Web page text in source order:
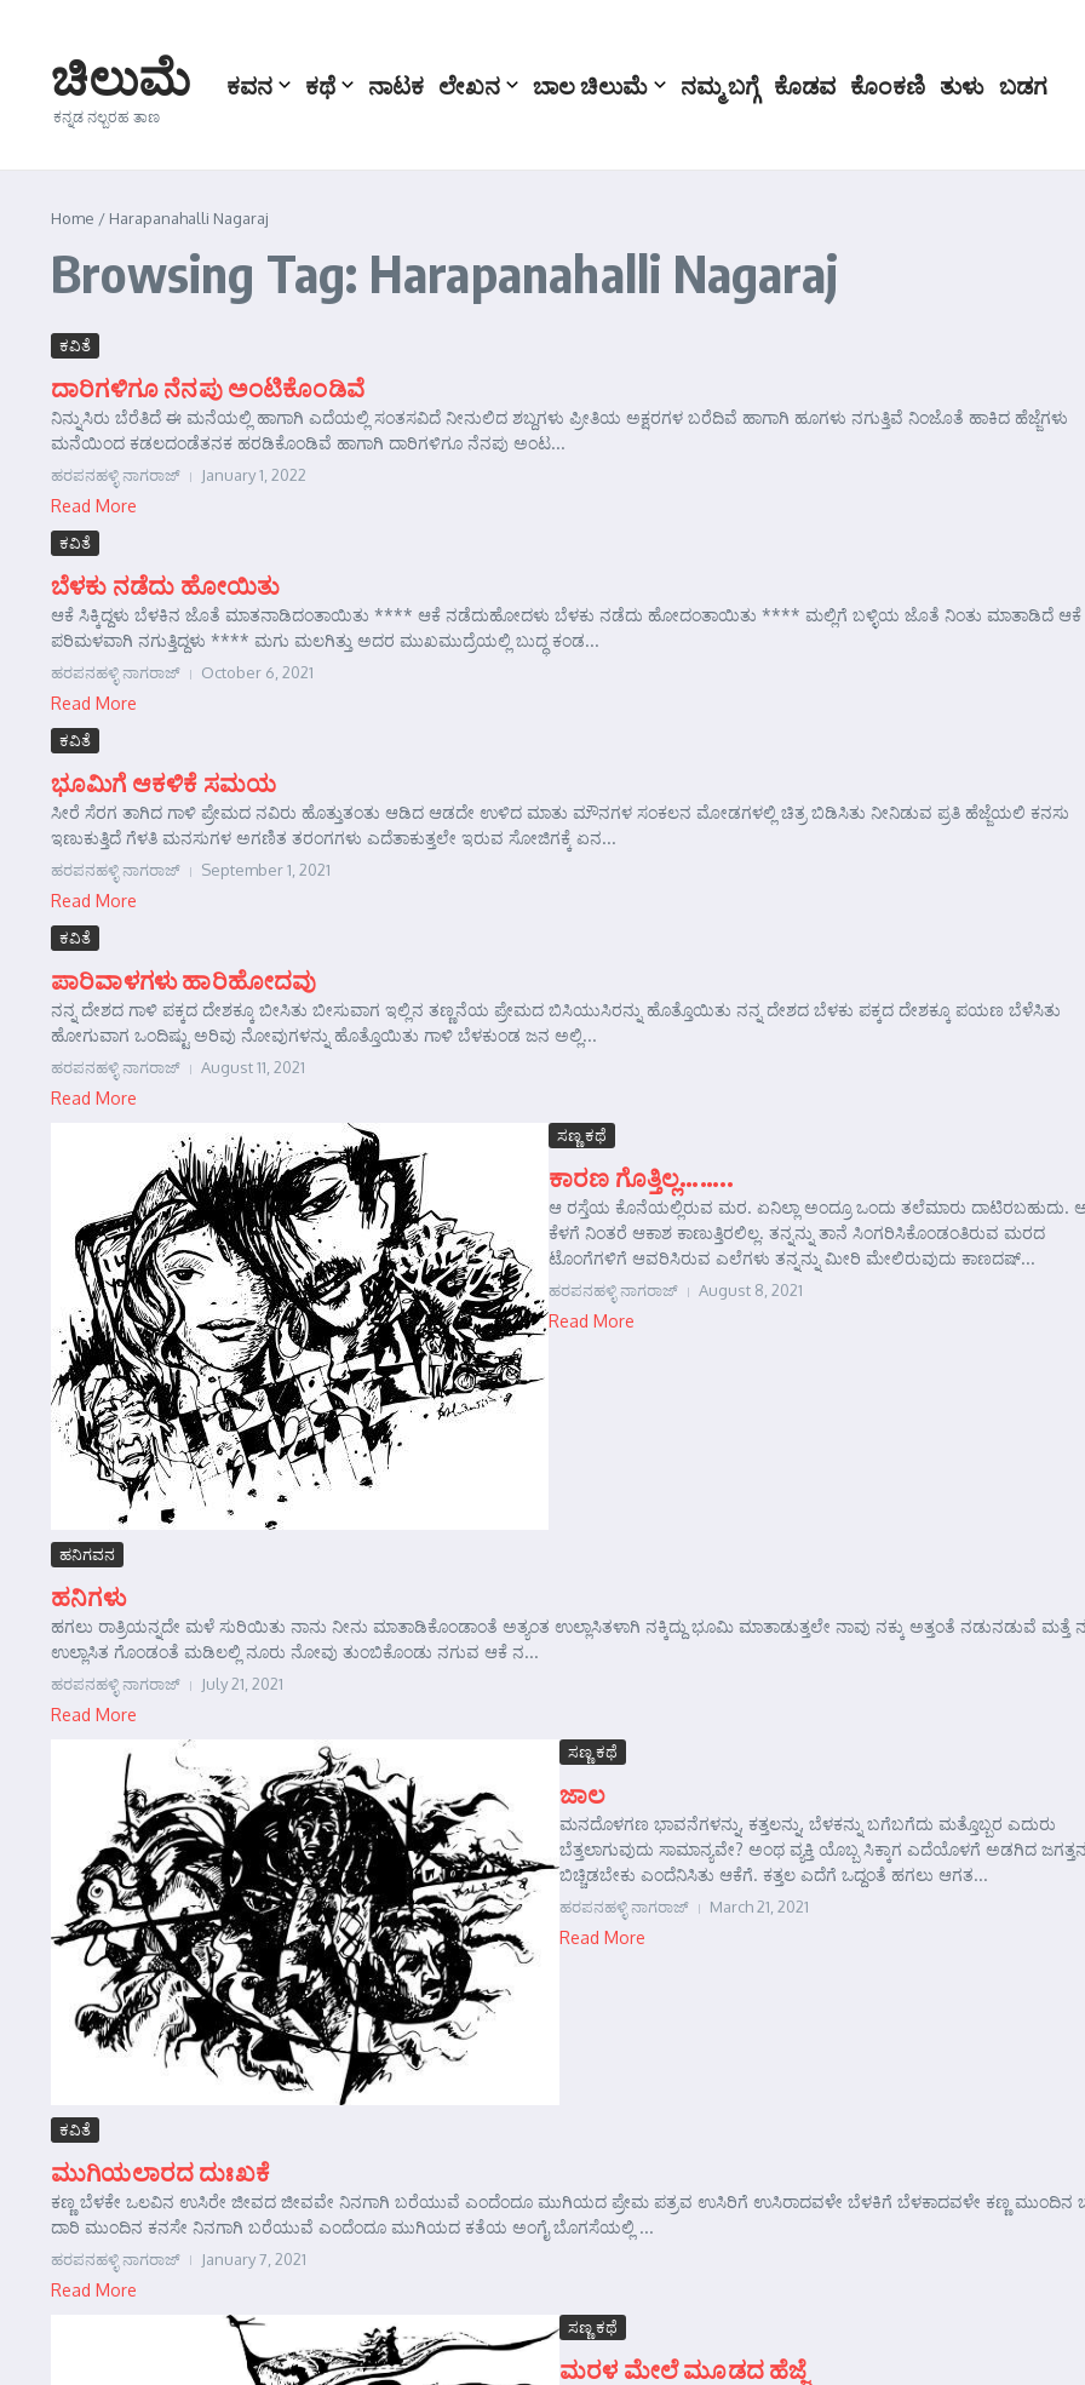
ಚಿಲುಮೆ
ಕನ್ನಡ ನಲ್ಬರಹ ತಾಣ
ಕವನ ಕಥೆ ನಾಟಕ ಲೇಖನ ಬಾಲ ಚಿಲುಮೆ ನಮ್ಮ ಬಗ್ಗೆ ಕೊಡವ ಕೊಂಕಣಿ ತುಳು ಬಡಗ
Home / Harapanahalli Nagaraj
Browsing Tag: Harapanahalli Nagaraj
ಕವಿತೆ
ದಾರಿಗಳಿಗೂ ನೆನಪು ಅಂಟಿಕೊಂಡಿವೆ
ನಿನ್ನುಸಿರು ಬೆರೆತಿದೆ ಈ ಮನೆಯಲ್ಲಿ ಹಾಗಾಗಿ ಎದೆಯಲ್ಲಿ ಸಂತಸವಿದೆ ನೀನುಲಿದ ಶಬ್ದಗಳು ಪ್ರೀತಿಯ ಅಕ್ಷರಗಳ ಬರೆದಿವೆ ಹಾಗಾಗಿ ಹೂಗಳು ನಗುತ್ತಿವೆ ನಿಂಜೊತೆ ಹಾಕಿದ ಹೆಜ್ಜೆಗಳು
ಮನೆಯಿಂದ ಕಡಲದಂಡೆತನಕ ಹರಡಿಕೊಂಡಿವೆ ಹಾಗಾಗಿ ದಾರಿಗಳಿಗೂ ನೆನಪು ಅಂಟ...
ಹರಪನಹಳ್ಳಿ ನಾಗರಾಜ್ January 1, 2022
Read More
ಕವಿತೆ
ಬೆಳಕು ನಡೆದು ಹೋಯಿತು
ಆಕೆ ಸಿಕ್ಕಿದ್ದಳು ಬೆಳಕಿನ ಜೊತೆ ಮಾತನಾಡಿದಂತಾಯಿತು **** ಆಕೆ ನಡೆದುಹೋದಳು ಬೆಳಕು ನಡೆದು ಹೋದಂತಾಯಿತು **** ಮಲ್ಲಿಗೆ ಬಳ್ಳಿಯ ಜೊತೆ ನಿಂತು ಮಾತಾಡಿದೆ ಆಕೆ
ಪರಿಮಳವಾಗಿ ನಗುತ್ತಿದ್ದಳು **** ಮಗು ಮಲಗಿತ್ತು ಅದರ ಮುಖಮುದ್ರೆಯಲ್ಲಿ ಬುದ್ಧ ಕಂಡ...
ಹರಪನಹಳ್ಳಿ ನಾಗರಾಜ್ October 6, 2021
Read More
ಕವಿತೆ
ಭೂಮಿಗೆ ಆಕಳಿಕೆ ಸಮಯ
ಸೀರೆ ಸೆರಗ ತಾಗಿದ ಗಾಳಿ ಪ್ರೇಮದ ನವಿರು ಹೊತ್ತುತಂತು ಆಡಿದ ಆಡದೇ ಉಳಿದ ಮಾತು ಮೌನಗಳ ಸಂಕಲನ ಮೋಡಗಳಲ್ಲಿ ಚಿತ್ರ ಬಿಡಿಸಿತು ನೀನಿಡುವ ಪ್ರತಿ ಹೆಜ್ಜೆಯಲಿ ಕನಸು
ಇಣುಕುತ್ತಿದೆ ಗೆಳತಿ ಮನಸುಗಳ ಅಗಣಿತ ತರಂಗಗಳು ಎದೆತಾಕುತ್ತಲೇ ಇರುವ ಸೋಜಿಗಕ್ಕೆ ಏನ...
ಹರಪನಹಳ್ಳಿ ನಾಗರಾಜ್ September 1, 2021
Read More
ಕವಿತೆ
ಪಾರಿವಾಳಗಳು ಹಾರಿಹೋದವು
ನನ್ನ ದೇಶದ ಗಾಳಿ ಪಕ್ಕದ ದೇಶಕ್ಕೂ ಬೀಸಿತು ಬೀಸುವಾಗ ಇಲ್ಲಿನ ತಣ್ಣನೆಯ ಪ್ರೇಮದ ಬಿಸಿಯುಸಿರನ್ನು ಹೊತ್ತೊಯಿತು ನನ್ನ ದೇಶದ ಬೆಳಕು ಪಕ್ಕದ ದೇಶಕ್ಕೂ ಪಯಣ ಬೆಳೆಸಿತು
ಹೋಗುವಾಗ ಒಂದಿಷ್ಟು ಅರಿವು ನೋವುಗಳನ್ನು ಹೊತ್ತೊಯಿತು ಗಾಳಿ ಬೆಳಕುಂಡ ಜನ ಅಲ್ಲಿ...
ಹರಪನಹಳ್ಳಿ ನಾಗರಾಜ್ August 11, 2021
Read More
ಸಣ್ಣ ಕಥೆ
ಕಾರಣ ಗೊತ್ತಿಲ್ಲ……..
ಆ ರಸ್ತೆಯ ಕೊನೆಯಲ್ಲಿರುವ ಮರ. ಏನಿಲ್ಲಾ ಅಂದ್ರೂ ಒಂದು ತಲೆಮಾರು ದಾಟಿರಬಹುದು.
ಕೆಳಗೆ ನಿಂತರೆ ಆಕಾಶ ಕಾಣುತ್ತಿರಲಿಲ್ಲ. ತನ್ನನ್ನು ತಾನೆ ಸಿಂಗರಿಸಿಕೊಂಡಂತಿರುವ ಮರದ
ಟೊಂಗೆಗಳಿಗೆ ಆವರಿಸಿರುವ ಎಲೆಗಳು ತನ್ನನ್ನು ಮೀರಿ ಮೇಲಿರುವುದು ಕಾಣದಷ್...
ಹರಪನಹಳ್ಳಿ ನಾಗರಾಜ್ August 8, 2021
Read More
ಹನಿಗವನ
ಹನಿಗಳು
ಹಗಲು ರಾತ್ರಿಯನ್ನದೇ ಮಳೆ ಸುರಿಯಿತು ನಾನು ನೀನು ಮಾತಾಡಿಕೊಂಡಾಂತೆ ಅತ್ಯಂತ ಉಲ್ಲಾಸಿತಳಾಗಿ ನಕ್ಕಿದ್ದು ಭೂಮಿ ಮಾತಾಡುತ್ತಲೇ ನಾವು ನಕ್ಕು ಅತ್ತಂತೆ ನಡುನಡುವೆ ಮತ್ತೆ
ಉಲ್ಲಾಸಿತ ಗೊಂಡಂತೆ ಮಡಿಲಲ್ಲಿ ನೂರು ನೋವು ತುಂಬಿಕೊಂಡು ನಗುವ ಆಕೆ ನ...
ಹರಪನಹಳ್ಳಿ ನಾಗರಾಜ್ July 21, 2021
Read More
ಸಣ್ಣ ಕಥೆ
ಜಾಲ
ಮನದೊಳಗಣ ಭಾವನೆಗಳನ್ನು, ಕತ್ತಲನ್ನು, ಬೆಳಕನ್ನು ಬಗೆಬಗೆದು ಮತ್ತೊಬ್ಬರ ಎದುರು
ಬೆತ್ತಲಾಗುವುದು ಸಾಮಾನ್ಯವೇ? ಅಂಥ ವ್ಯಕ್ತಿ ಯೊಬ್ಬ ಸಿಕ್ಕಾಗ ಎದೆಯೊಳಗೆ ಅಡಗಿದ
ಬಿಚ್ಚಿಡಬೇಕು ಎಂದೆನಿಸಿತು ಆಕೆಗೆ. ಕತ್ತಲ ಎದೆಗೆ ಒದ್ದಂತೆ ಹಗಲು ಆಗತ...
ಹರಪನಹಳ್ಳಿ ನಾಗರಾಜ್ March 21, 2021
Read More
ಕವಿತೆ
ಮುಗಿಯಲಾರದ ದುಃಖಕೆ
ಕಣ್ಣ ಬೆಳಕೇ ಒಲವಿನ ಉಸಿರೇ ಜೀವದ ಜೀವವೇ ನಿನಗಾಗಿ ಬರೆಯುವೆ ಎಂದೆಂದೂ ಮುಗಿಯದ ಪ್ರೇಮ ಪತ್ರವ ಉಸಿರಿಗೆ ಉಸಿರಾದವಳೇ ಬೆಳಕಿಗೆ ಬೆಳಕಾದವಳೇ ಕಣ್ಣ ಮುಂದಿನ
ದಾರಿ ಮುಂದಿನ ಕನಸೇ ನಿನಗಾಗಿ ಬರೆಯುವೆ ಎಂದೆಂದೂ ಮುಗಿಯದ ಕತೆಯ ಅಂಗೈ ಬೊಗಸೆಯಲ್ಲಿ ...
ಹರಪನಹಳ್ಳಿ ನಾಗರಾಜ್ January 7, 2021
Read More
ಸಣ್ಣ ಕಥೆ
ಮರಳ ಮೇಲೆ ಮೂಡದ ಹೆಜ್ಜೆ